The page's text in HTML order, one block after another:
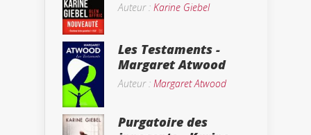
Auteur : Karine Giebel
Les Testaments -
Margaret Atwood
Auteur : Margaret Atwood
Purgatoire des